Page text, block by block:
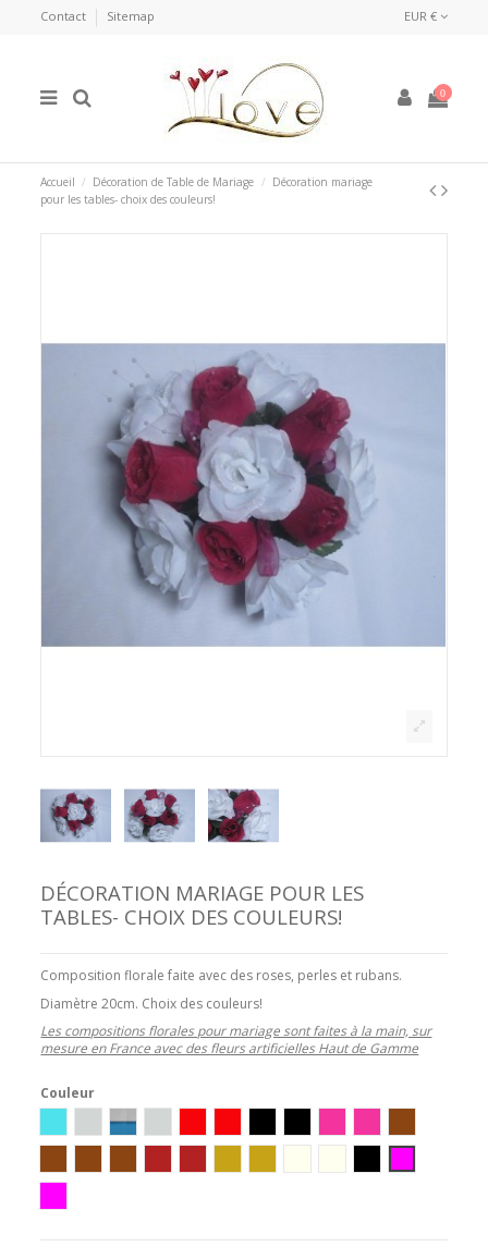
Contact Sitemap EUR €
0
Accueil Décoration de Table de Mariage
Décoration mariage
pour les tables- choix des couleurs!
DÉCORATION MARIAGE POUR LES
TABLES- CHOIX DES COULEURS!
Composition florale faite avec des roses, perles et rubans.
Diamètre 20cm. Choix des couleurs!
Les compositions florales pour mariage sont faites à la main, sur
mesure en France avec des fleurs artificielles Haut de Gamme
Couleur
Ivoire / Turquoise
Blanc/Argent
Blanc/Turquoise